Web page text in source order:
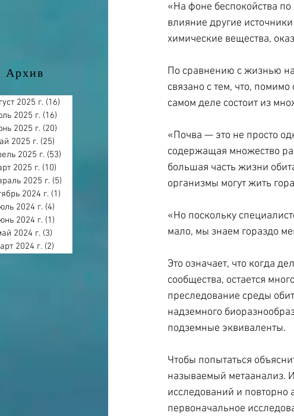
2025 г. (16)
2025 г. (16)
2025 г. (20)
2025 г. (25)
2025 г. (53)
2025 г. (10)
2025 г. (5)
2024 г. (1)
2024 г. (4)
2024 г. (1)
2024 г. (3)
2024 г. (2)
Архив
«На фоне беспокойства
влияние другие
химические вещества,
По сравнению с жизнью
связано с тем, что,
самом деле состоит из
«Почва — это не просто
содержащая множество
большая часть жизни
организмы могут жить
«Но поскольку
мало, мы знаем гораздо
Это означает, что когда
сообщества, остается
преследование среды
надземного
подземные эквиваленты.
Чтобы попытаться
называемый метаанализ.
исследований и повторно
первоначальное